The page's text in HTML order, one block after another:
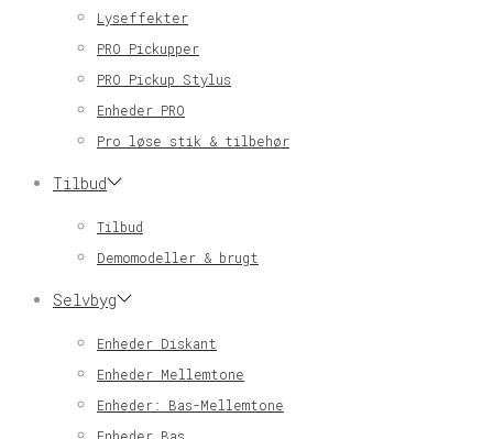
Lyseffekter
PRO Pickupper
PRO Pickup Stylus
Enheder PRO
Pro løse stik & tilbehør
Tilbud
Tilbud
Demomodeller & brugt
Selvbyg
Enheder Diskant
Enheder Mellemtone
Enheder: Bas-Mellemtone